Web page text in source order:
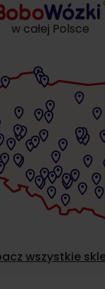
w całej Polsce
wszystkie